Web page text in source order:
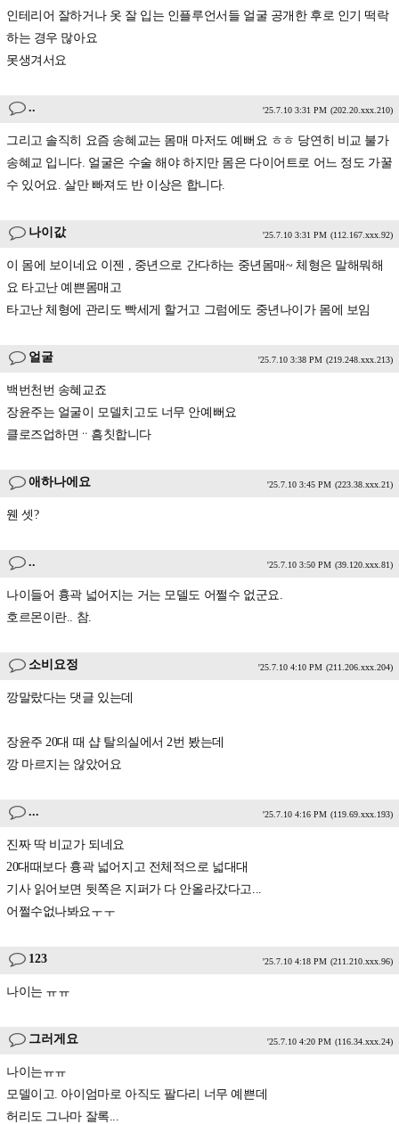
인테리어 잘하거나 옷 잘 입는 인플루언서들 얼굴 공개한 후로 인기 떡락
하는 경우 많아요
못생겨서요
.. '25.7.10 3:31 PM (202.20.xxx.210)
그리고 솔직히 요즘 송혜교는 몸매 마저도 예뻐요 ㅎㅎ 당연히 비교 불가
송혜교 입니다. 얼굴은 수술 해야 하지만 몸은 다이어트로 어느 정도 가꿀
수 있어요. 살만 빠져도 반 이상은 합니다.
나이값 '25.7.10 3:31 PM (112.167.xxx.92)
이 몸에 보이네요 이젠 , 중년으로 간다하는 중년몸매~ 체형은 말해뭐해
요 타고난 예쁜몸매고
타고난 체형에 관리도 빡세게 할거고 그럼에도 중년나이가 몸에 보임
얼굴 '25.7.10 3:38 PM (219.248.xxx.213)
백번천번 송혜교죠
장윤주는 얼굴이 모델치고도 너무 안예뻐요
클로즈업하면ᆢ흠칫합니다
애하나에요 '25.7.10 3:45 PM (223.38.xxx.21)
웬 셋?
.. '25.7.10 3:50 PM (39.120.xxx.81)
나이들어 흉곽 넓어지는 거는 모델도 어쩔수 없군요.
호르몬이란.. 참.
소비요정 '25.7.10 4:10 PM (211.206.xxx.204)
깡말랐다는 댓글 있는데
장윤주 20대 때 샵 탈의실에서 2번 봤는데
깡 마르지는 않았어요
... '25.7.10 4:16 PM (119.69.xxx.193)
진짜 딱 비교가 되네요
20대때보다 흉곽 넓어지고 전체적으로 넓대대
기사 읽어보면 뒷쪽은 지퍼가 다 안올라갔다고...
어쩔수없나봐요ㅜㅜ
123 '25.7.10 4:18 PM (211.210.xxx.96)
나이는 ㅠㅠ
그러게요 '25.7.10 4:20 PM (116.34.xxx.24)
나이는ㅠㅠ
모델이고. 아이엄마로 아직도 팔다리 너무 예쁜데
허리도 그나마 잘록...